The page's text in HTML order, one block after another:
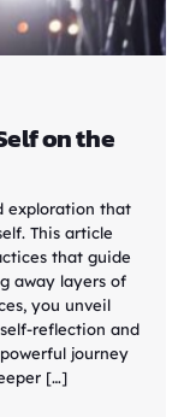
on the
exploration that
This article
that guide
away layers of
you unveil
reflection and
journey
[…]